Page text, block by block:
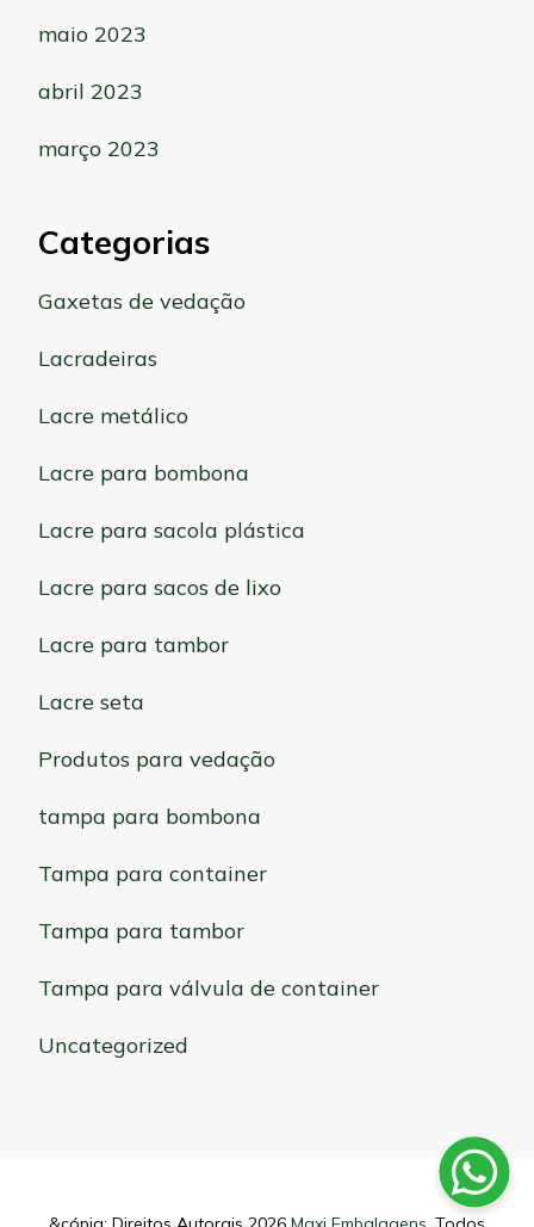
maio 2023
abril 2023
março 2023
Categorias
Gaxetas de vedação
Lacradeiras
Lacre metálico
Lacre para bombona
Lacre para sacola plástica
Lacre para sacos de lixo
Lacre para tambor
Lacre seta
Produtos para vedação
tampa para bombona
Tampa para container
Tampa para tambor
Tampa para válvula de container
Uncategorized